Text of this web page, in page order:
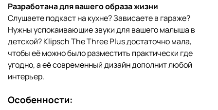
Разработана для вашего образа жизни
Слушаете подкаст на кухне? Зависаете в гараже?
Нужны успокаивающие звуки для вашего малыша в
детской? Klipsch The Three Plus достаточно мала,
чтобы её можно было разместить практически где
угодно, а её современный дизайн дополнит любой
интерьер.
Особенности: